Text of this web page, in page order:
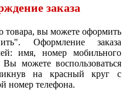
заказа
товара, вы можете оформить
Оформление заказа
имя, номер мобильного
можете воспользоваться
на красный круг с
номер телефона.